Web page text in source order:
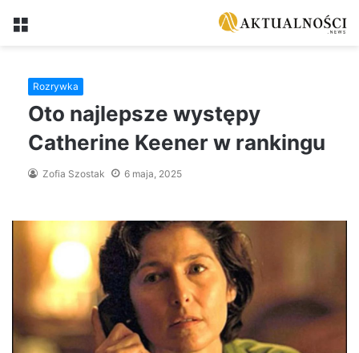
Menu
Rozrywka
Oto najlepsze występy
Catherine Keener w rankingu
Zofia Szostak 6 maja, 2025